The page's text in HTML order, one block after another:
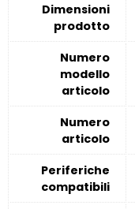
Dimensioni
prodotto
Numero
modello
articolo
Numero
articolo
Periferiche
compatibili